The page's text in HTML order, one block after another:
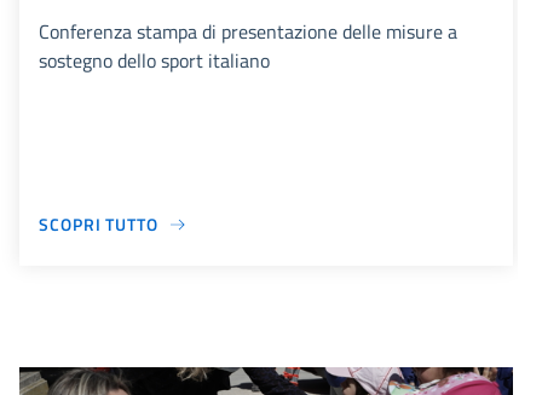
Conferenza stampa di presentazione delle misure a
sostegno dello sport italiano
SCOPRI TUTTO